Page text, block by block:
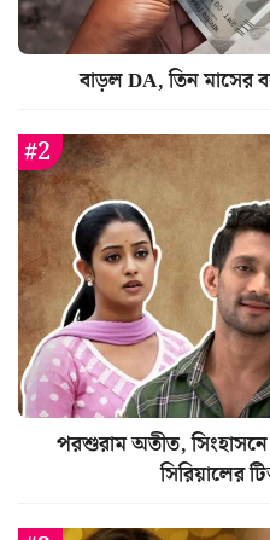
বাড়ল DA, তিন মাসের
পরশুরাম অতীত, সিংহাসনে
সিরিয়ালের